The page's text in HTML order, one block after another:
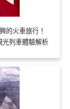
的火車旅行！
列車體驗解析